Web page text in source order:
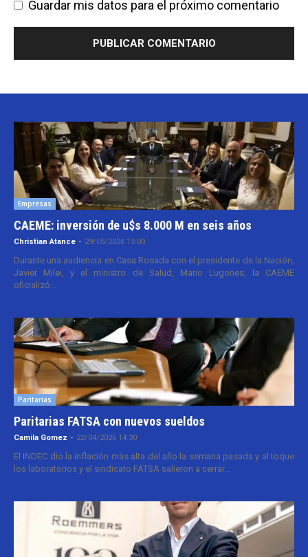
Guardar mis datos para el próximo comentario
Empresas
CAEME: inversión de u$s 8.000 M en seis años
Christian Atance - 29/05/2026 15:00
Durante una audiencia en Casa Rosada con el presidente de la Nación,
Javier Milei, y el ministro de Salud, Mario Lugones, la CAEME
oficializó...
Paritarias
Paritarias FATSA con nuevos sueldos
Camila Gomez - 22/04/2026 14:30
El INDEC dio la inflación más alta del año la semana pasada y al toque
los laboratorios y el sindicato FATSA salieron a cerrar...